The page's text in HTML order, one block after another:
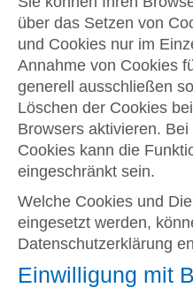
über das Setzen von
und Cookies nur im
Annahme von Cookies
generell ausschließen
Löschen der Cookies
Browsers aktivieren.
Cookies kann die
eingeschränkt sein.
Welche Cookies und
eingesetzt werden,
Datenschutzerklärung
Einwilligung mit